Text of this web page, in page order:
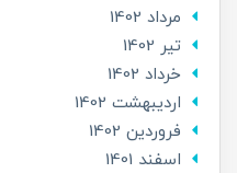
مرداد 1402
تير 1402
خرداد 1402
ارديبهشت 1402
فروردین 1402
اسفند 1401